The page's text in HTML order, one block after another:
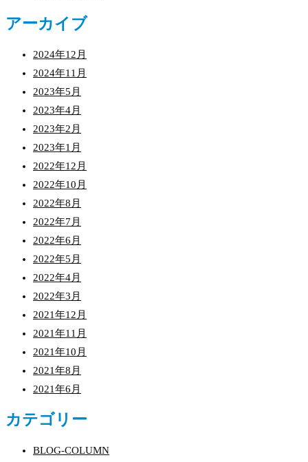
アーカイブ
2024年12月
2024年11月
2023年5月
2023年4月
2023年2月
2023年1月
2022年12月
2022年10月
2022年8月
2022年7月
2022年6月
2022年5月
2022年4月
2022年3月
2021年12月
2021年11月
2021年10月
2021年8月
2021年6月
カテゴリー
BLOG-COLUMN